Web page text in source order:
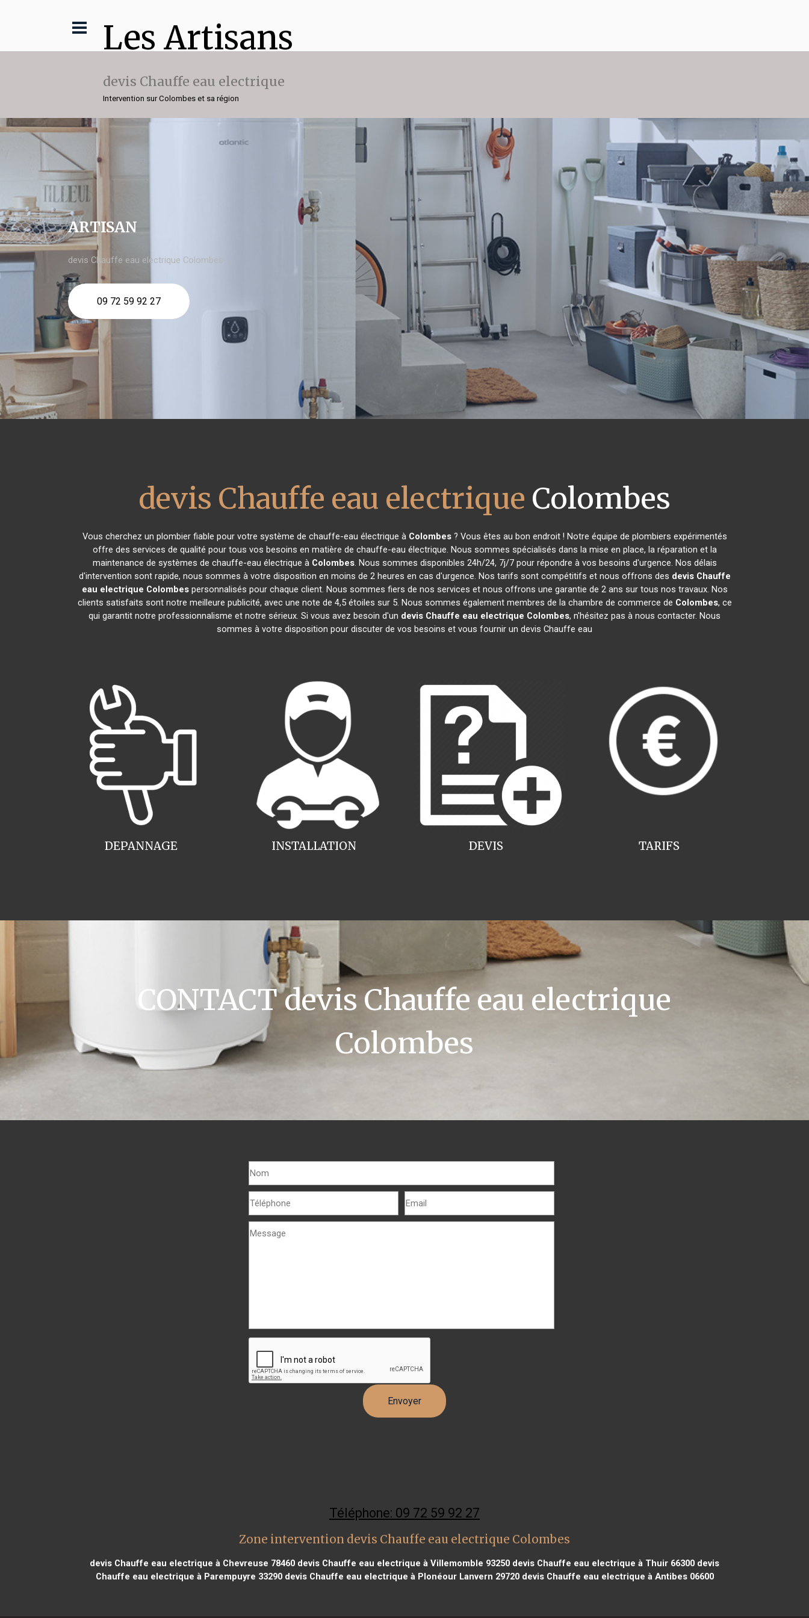
Les Artisans
devis Chauffe eau electrique
Intervention sur Colombes et sa région
ARTISAN
devis Chauffe eau electrique Colombes
09 72 59 92 27
devis Chauffe eau electrique Colombes
Vous cherchez un plombier fiable pour votre système de chauffe-eau électrique à Colombes? Vous êtes au bon endroit ! Notre équipe de plombiers expérimentés
offre des services de qualité pour tous vos besoins en matière de chauffe-eau électrique. Nous sommes spécialisés dans la mise en place, la réparation et la
maintenance de systèmes de chauffe-eau électrique à Colombes. Nous sommes disponibles 24h/24, 7j/7 pour répondre à vos besoins d'urgence. Nos délais
d'intervention sont rapide, nous sommes à votre disposition en moins de 2 heures en cas d'urgence. Nos tarifs sont compétitifs et nous offrons des devis Chauffe
eau electrique Colombespersonnalisés pour chaque client. Nous sommes fiers de nos services et nous offrons une garantie de 2 ans sur tous nos travaux. Nos
clients satisfaits sont notre meilleure publicité, avec une note de 4,5 étoiles sur 5. Nous sommes également membres de la chambre de commerce de Colombes, ce
qui garantit notre professionnalisme et notre sérieux. Si vous avez besoin d'un devis Chauffe eau electrique Colombes, n'hésitez pas à nous contacter. Nous
sommes à votre disposition pour discuter de vos besoins et vous fournir un devis Chauffe eau
INSTALLATION
DEPANNAGE TARIFS
DEVIS
CONTACT devis Chauffe eau electrique
Colombes
Téléphone: 09 72 59 92 27
Zone intervention devis Chauffe eau electrique Colombes
devis Chauffe eau electrique à Chevreuse 78460 devis Chauffe eau electrique à Villemomble 93250 devis Chauffe eau electrique à Thuir 66300 devis
Chauffe eau electrique à Parempuyre 33290devis Chauffe eau electrique à Plonéour Lanvern 29720devis Chauffe eau electrique à Antibes 06600